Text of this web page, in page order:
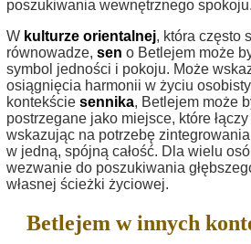
poszukiwania wewnętrznego spokoju.
W kulturze orientalnej, która często
równowadze, sen o Betlejem może
symbol jedności i pokoju. Może
osiągnięcia harmonii w życiu
kontekście sennika, Betlejem może
postrzegane jako miejsce, które
wskazując na potrzebę
w jedną, spójną całość. Dla wielu
wezwanie do poszukiwania
własnej ścieżki życiowej.
Betlejem w innych